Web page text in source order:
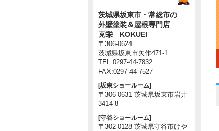
茨城県坂東市・常総市の
外壁塗装＆屋根専門店
克栄 KOKUEI
〒306-0624
茨城県坂東市矢作471-1
TEL:0297-44-7832
FAX:0297-44-7527
[坂東ショールーム]
〒306-0631 茨城県坂東市岩井
3414-8
[守谷ショールーム]
〒302-0128 茨城県守谷市けや